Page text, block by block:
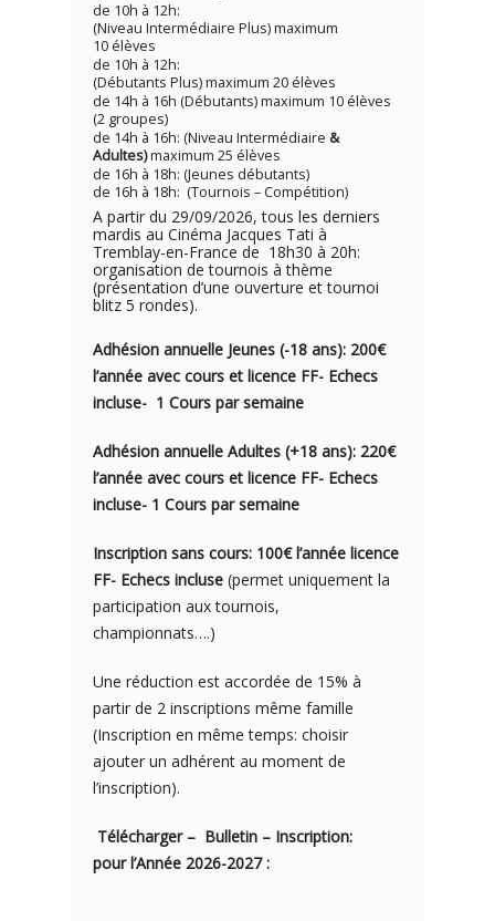
de 10h à 12h:
(Niveau Intermédiaire Plus) maximum
10 élèves
de 10h à 12h:
(Débutants Plus) maximum 20 élèves
de 14h à 16h (Débutants) maximum 10 élèves
(2 groupes)
de 14h à 16h: (Niveau Intermédiaire &
Adultes)maximum 25 élèves
de 16h à 18h: (Jeunes débutants)
de 16h à 18h: (Tournois – Compétition)
A partir du 29/09/2026, tous les derniers
mardis au Cinéma Jacques Tati à
Tremblay-en-France de 18h30 à 20h:
organisation de tournois à thème
(présentation d’une ouverture et tournoi
blitz 5 rondes).
Adhésion annuelle Jeunes (-18 ans): 200€
l’année avec cours et licence FF- Echecs
incluse- 1 Cours par semaine
Adhésion annuelle Adultes (+18 ans): 220€
l’année avec cours et licence FF- Echecs
incluse- 1 Cours par semaine
Inscription sans cours: 100€ l’année licence
FF- Echecs incluse (permet uniquement la
participation aux tournois,
championnats….)
Une réduction est accordée de 15% à
partir de 2 inscriptions même famille
(Inscription en même temps: choisir
ajouter un adhérent au moment de
l’inscription).
Télécharger – Bulletin – Inscription:
pour l’Année 2026-2027 :